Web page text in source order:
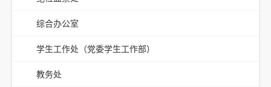
综合办公室
学生工作处（党委学生工作部）
教务处